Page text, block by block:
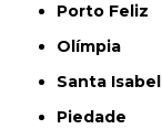
Porto Feliz
Olímpia
Santa Isabel
Piedade